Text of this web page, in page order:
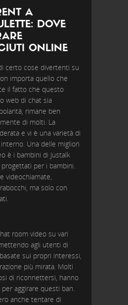
A
DOVE
ONLINE
certo cose divertenti su
importa quello che
il fatto che questo
web di chat sia
rimane ben
di molti. La
e vi è una varietà di
Una delle migliori
è i bambini di Justalk
per i bambini.
videochiamate,
ma solo con
room video su vari
agli utenti di
sui propri interessi,
più mirata. Molti
di riconnettersi, hanno
aggirare questi ban.
anche tentare di